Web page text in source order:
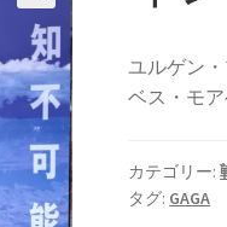
ユルゲン
ベス・モ
カテゴリー:
タグ: GAGA